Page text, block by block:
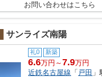
お問い合わせはこちら
サンライズ南陽
礼0 新築
6.6万円～7.9万円
近鉄名古屋線 「 戸田